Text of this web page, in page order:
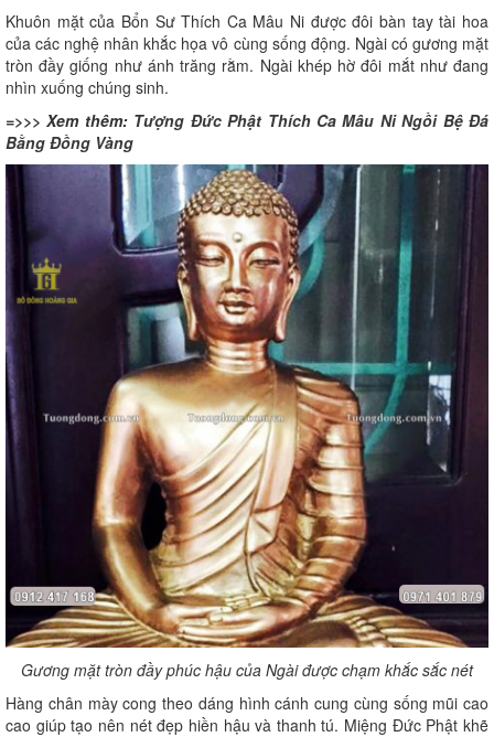
Khuôn mặt của Bổn Sư Thích Ca Mâu Ni được đôi bàn tay tài hoa
của các nghệ nhân khắc họa vô cùng sống động. Ngài có gương mặt
tròn đầy giống như ánh trăng rằm. Ngài khép hờ đôi mắt như đang
nhìn xuống chúng sinh.
=>>> Xem thêm: Tượng Đức Phật Thích Ca Mâu Ni Ngồi Bệ Đá
Bằng Đồng Vàng
Gương mặt tròn đầy phúc hậu của Ngài được chạm khắc sắc nét
Hàng chân mày cong theo dáng hình cánh cung cùng sống mũi cao
cao giúp tạo nên nét đẹp hiền hậu và thanh tú. Miệng Đức Phật khẽ